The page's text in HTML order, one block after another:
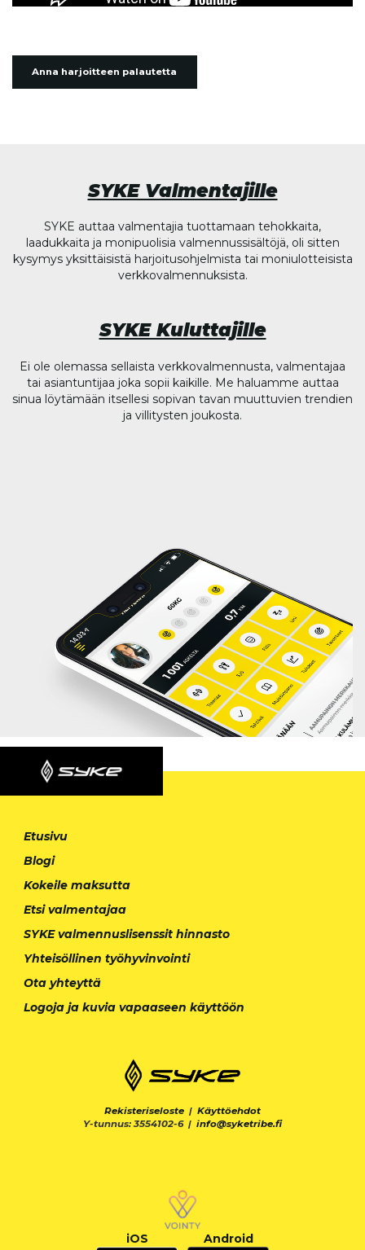
Anna harjoitteen palautetta
SYKE Valmentajille
SYKE auttaa valmentajia tuottamaan tehokkaita,
laadukkaita ja monipuolisia valmennussisältöjä, oli sitten
kysymys yksittäisistä harjoitusohjelmista tai moniulotteisista
verkkovalmennuksista.
SYKE Kuluttajille
Ei ole olemassa sellaista verkkovalmennusta, valmentajaa
tai asiantuntijaa joka sopii kaikille. Me haluamme auttaa
sinua löytämään itsellesi sopivan tavan muuttuvien trendien
ja villitysten joukosta.
Etusivu
Blogi
Kokeile maksutta
Etsi valmentajaa
SYKE valmennuslisenssit hinnasto
Yhteisöllinen työhyvinvointi
Ota yhteyttä
Logoja ja kuvia vapaaseen käyttöön
Rekisteriseloste | Käyttöehdot
Y-tunnus: 3554102-6 | info@syketribe.fi
iOS Android